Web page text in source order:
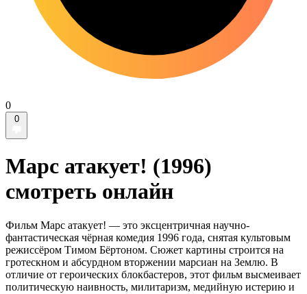
0
0
Марс атакует! (1996)
смотреть онлайн
Фильм Марс атакует! — это эксцентричная научно-
фантастическая чёрная комедия 1996 года, снятая культовым
режиссёром Тимом Бёртоном. Сюжет картины строится на
гротескном и абсурдном вторжении марсиан на Землю. В
отличие от героических блокбастеров, этот фильм высмеивает
политическую наивность, милитаризм, медийную истерию и